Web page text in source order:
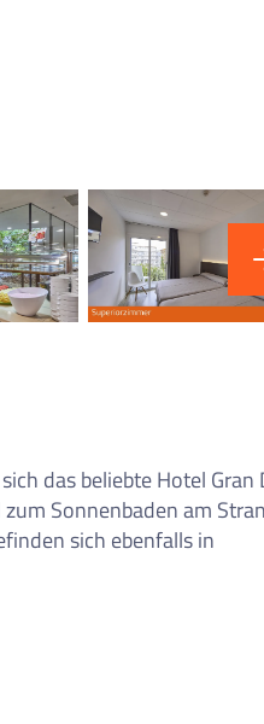
das beliebte Hotel Gran
Sonnenbaden am
sich ebenfalls in